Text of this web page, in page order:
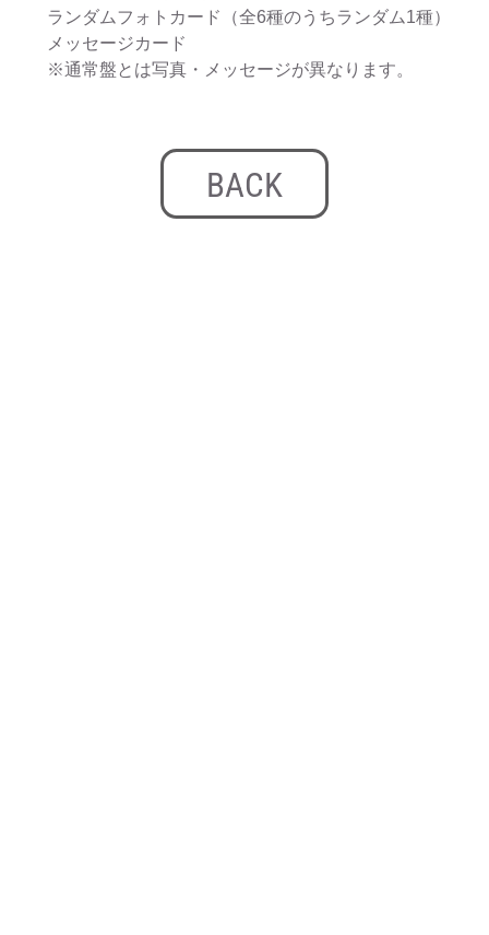
ランダムフォトカード（全6種のうちランダム1種）
メッセージカード
※通常盤とは写真・メッセージが異なります。
BACK